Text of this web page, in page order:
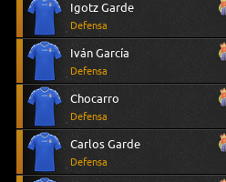
Igotz Garde
Defensa
Iván García
Defensa
Chocarro
Defensa
Carlos Garde
Defensa